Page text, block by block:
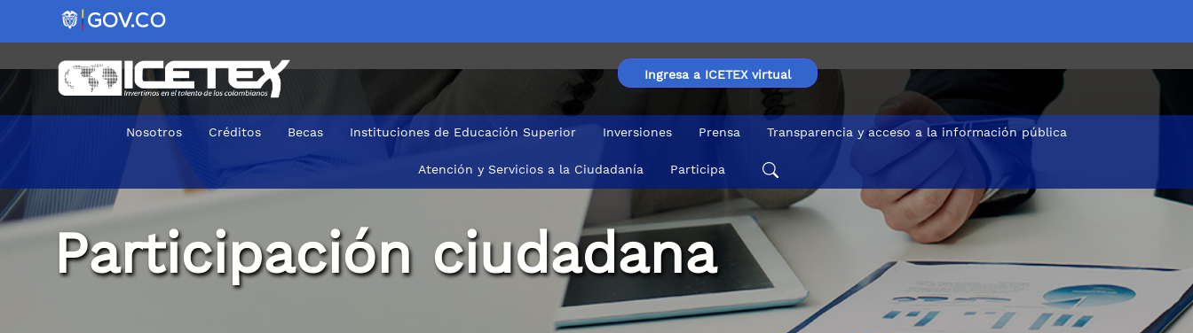
Ingresa a ICETEX virtual
Nosotros Créditos Becas Instituciones de Educación Superior Inversiones Prensa Transparencia y acceso a la información pública
Atención y Servicios a la Ciudadanía Participa
Challenge por Colombia 2021
Participación ciudadana